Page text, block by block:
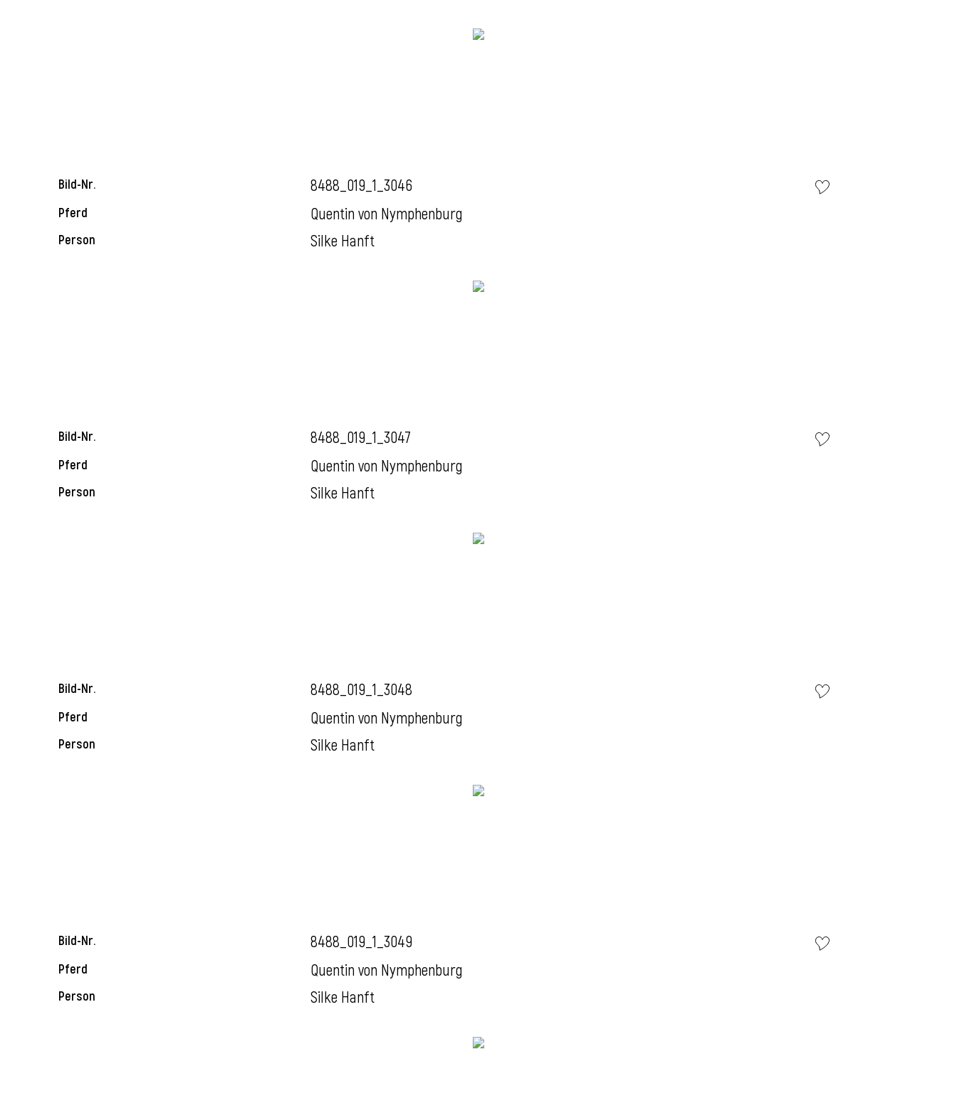
Bild-Nr. 8488_019_1_3046
Pferd Quentin von Nymphenburg
Person Silke Hanft
Bild-Nr. 8488_019_1_3047
Pferd Quentin von Nymphenburg
Person Silke Hanft
Bild-Nr. 8488_019_1_3048
Pferd Quentin von Nymphenburg
Person Silke Hanft
Bild-Nr. 8488_019_1_3049
Pferd Quentin von Nymphenburg
Person Silke Hanft